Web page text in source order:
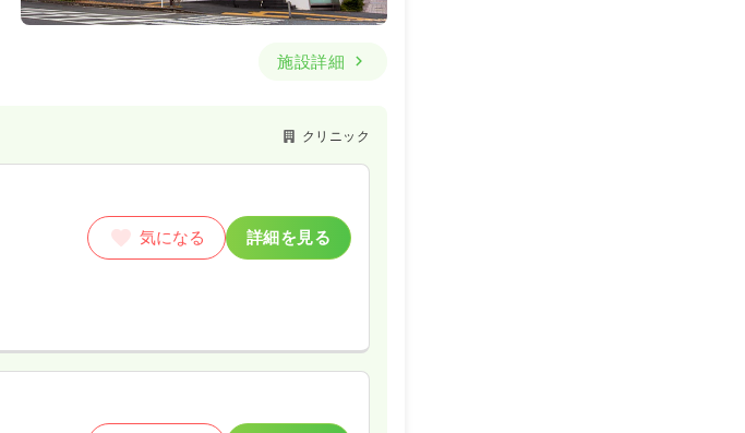
施設詳細
クリニック
気になる 詳細を見る